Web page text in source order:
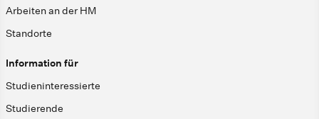
Arbeiten an der HM
Standorte
Information für
Studieninteressierte
Studierende